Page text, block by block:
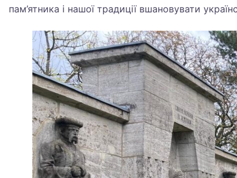
пам’ятника і нашої традиції вшановувати